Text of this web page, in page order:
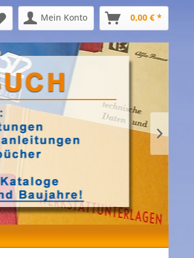
Mein Konto 0,00 € *